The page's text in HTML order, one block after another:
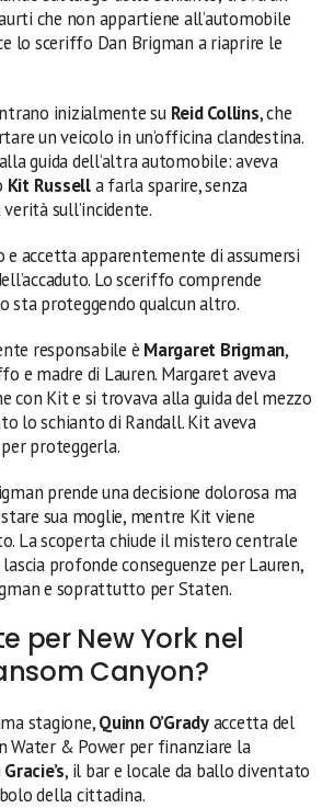
che non appartiene all’automobile
lo sceriffo Dan Brigman a riaprire le
inizialmente su Reid Collins, che
un veicolo in un’officina clandestina.
guida dell’altra automobile: aveva
Kit Russella farla sparire, senza
sull’incidente.
accetta apparentemente di assumersi
Lo sceriffo comprende
sta proteggendo qualcun altro.
responsabile è Margaret Brigman,
e madre di Lauren. Margaret aveva
con Kit e si trovava alla guida del mezzo
lo schianto di Randall. Kit aveva
proteggerla.
prende una decisione dolorosa ma
sua moglie, mentre Kit viene
La scoperta chiude il mistero centrale
profonde conseguenze per Lauren,
e soprattutto per Staten.
per New York nel
Canyon?
stagione,Quinn O’Gradyaccetta del
Water & Power per finanziare la
Gracie’s, il bar e locale da ballo diventato
della cittadina.